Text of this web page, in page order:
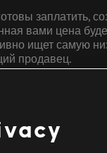
заплатить,
вами цена
ищет самую
продавец.